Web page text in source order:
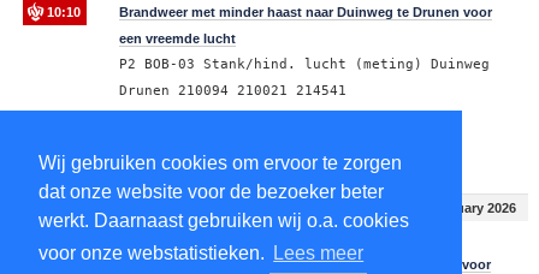
Wij gebruiken cookies om ervoor te zorgen
dat onze website voor de bezoeker beter
werkt. Daarnaast gebruiken wij o.a. cookies
voor onze webstatistieken.
Lees meer
10:10
Brandweer met minder haast naar Duinweg te Drunen voor
een vreemde lucht
P2 BOB-03 Stank/hind. lucht (meting) Duinweg
Drunen 210094 210021 214541
13 February 2026
17:58
Brandweer met spoed naar Van Goghstraat te Drunen voor